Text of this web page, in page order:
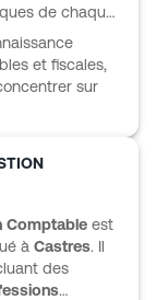
de chaque
et fiscales,
sur
Comptable est
à Castres. Il
des